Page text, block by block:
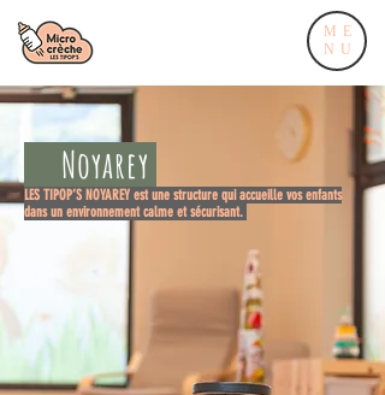
ME
NU
Noyarey
LES TIPOP’S NOYAREY est une structure qui accueille vos enfants
dans un environnement calme et sécurisant.